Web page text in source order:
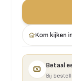
Kom kijken
Betaal
Bij